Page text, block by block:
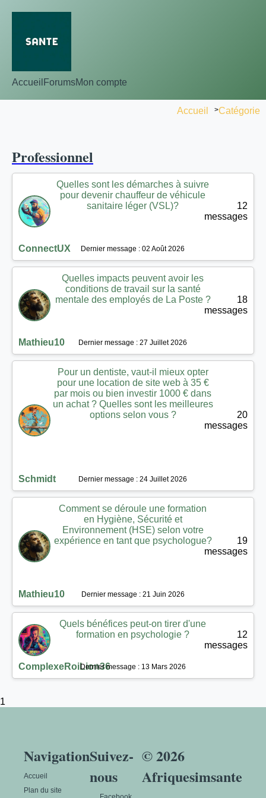
Accueil ForumsMon compte
Accueil >Catégorie
Professionnel
Quelles sont les démarches à suivre
pour devenir chauffeur de véhicule
sanitaire léger (VSL)?
ConnectUX
12
messages
Dernier message : 02 Août 2026
Quelles impacts peuvent avoir les
conditions de travail sur la santé
mentale des employés de La Poste ?
Mathieu10
18
messages
Dernier message : 27 Juillet 2026
Pour un dentiste, vaut-il mieux opter
pour une location de site web à 35 €
par mois ou bien investir 1000 € dans
un achat ? Quelles sont les meilleures
options selon vous ?
Schmidt
20
messages
Dernier message : 24 Juillet 2026
Comment se déroule une formation
en Hygiène, Sécurité et
Environnement (HSE) selon votre
expérience en tant que psychologue?
Mathieu10
19
messages
Dernier message : 21 Juin 2026
Quels bénéfices peut-on tirer d'une
formation en psychologie ?
ComplexeRoiLion36
12
messages
Dernier message : 13 Mars 2026
1
Navigation
Accueil
Plan du site
Suivez-
nous
© 2026
Afriquesimsante